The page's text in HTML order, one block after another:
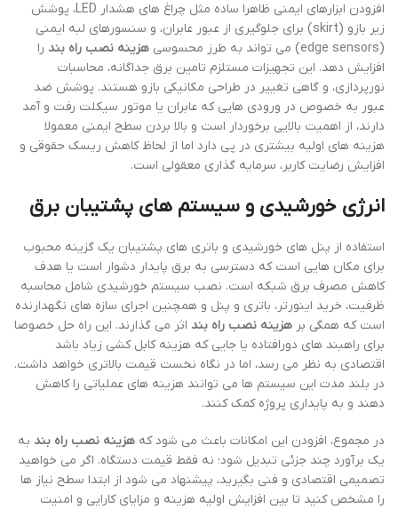
افزودن ابزارهای ایمنی ظاهرا ساده مثل چراغ های هشدار LED، پوشش
زیر بازو (skirt) برای جلوگیری از عبور عابران، و سنسورهای لبه ایمنی
(edge sensors) می تواند به طرز محسوسی
هزینه نصب راه بند را
افزایش دهد. این تجهیزات مستلزم تامین برق جداگانه، محاسبات
نورپردازی، و گاهی تغییر در طراحی مکانیکی بازو هستند. پوشش ضد
عبور به خصوص در ورودی هایی که عابران یا موتور سیکلت رفت و آمد
دارند، از اهمیت بالایی برخوردار است و بالا بردن سطح ایمنی معمولا
هزینه های اولیه بیشتری در پی دارد اما از لحاظ کاهش ریسک حقوقی و
افزایش رضایت کاربر، سرمایه گذاری معقولی است.
انرژی خورشیدی و سیستم های پشتیبان برق
استفاده از پنل های خورشیدی و باتری های پشتیبان یک گزینه محبوب
برای مکان هایی است که دسترسی به برق پایدار دشوار است یا هدف
کاهش مصرف برق شبکه است. نصب سیستم خورشیدی شامل محاسبه
ظرفیت، خرید اینورتر، باتری و پنل و همچنین اجرای سازه های نگهدارنده
است که همگی بر هزینه نصب راه بند اثر می گذارند. این راه حل خصوصا
برای راهبند های دورافتاده یا جایی که هزینه کابل کشی زیاد باشد
اقتصادی به نظر می رسد، اما در نگاه نخست قیمت بالاتری خواهد داشت.
در بلند مدت این سیستم ها می توانند هزینه های عملیاتی را کاهش
دهند و به پایداری پروژه کمک کنند.
در مجموع، افزودن این امکانات باعث می شود که هزینه نصب راه بند به
یک برآورد چند جزئی تبدیل شود؛ نه فقط قیمت دستگاه. اگر می خواهید
تصمیمی اقتصادی و فنی بگیرید، پیشنهاد می شود از ابتدا سطح نیاز ها
را مشخص کنید تا بین افزایش اولیه هزینه و مزایای کارایی و امنیت